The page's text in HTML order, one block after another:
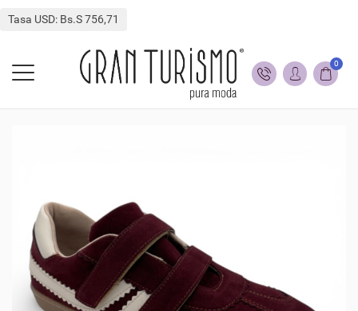
Tasa USD: Bs.S 756,71
0